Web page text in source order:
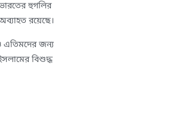
হুগলির
রয়েছে।
এতিমদের জন্য
বিশুদ্ধ